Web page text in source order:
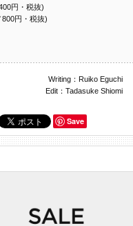
円・税抜)
円・税抜)
Writing：Ruiko Eguchi
Edit：Tadasuke Shiomi
Save